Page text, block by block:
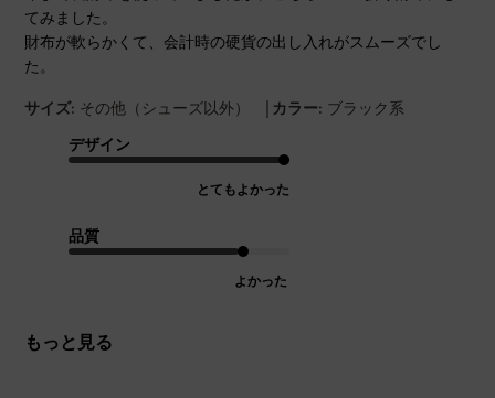
てみました。
財布が軟らかくて、会計時の硬貨の出し入れがスムーズでし
た。
サイズ: その他（シューズ以外） | カラー: ブラック系
デザイン
とてもよかった
品質
よかった
もっと見る